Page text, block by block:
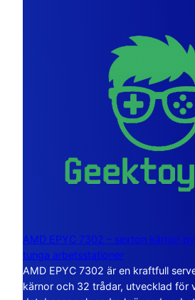
AMD EPYC 7302 – sexton kärnor
tunga arbetsstationer
AMD EPYC 7302 är en kraftfull
kärnor och 32 trådar, utvecklad för